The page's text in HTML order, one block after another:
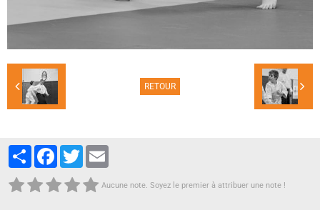
RETOUR
PartagerFacebook
Twitter
Aucune note. Soyez le premier à attribuer une note !